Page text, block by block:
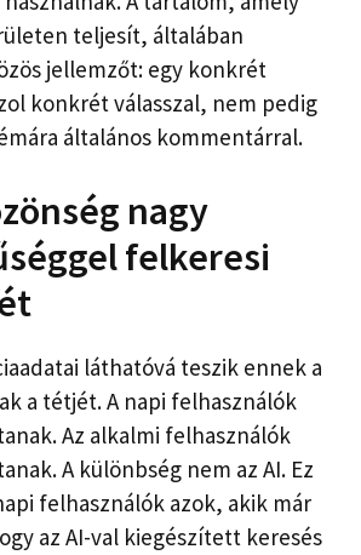
teljesít, általában
jellemzőt: egy konkrét
konkrét válasszal, nem pedig
általános kommentárral.
nagy
felkeresi
láthatóvá teszik ennek a
a tétjét. A napi felhasználók
Az alkalmi felhasználók
A különbség nem az AI. Ez
felhasználók azok, akik már
az AI-val kiegészített keresés